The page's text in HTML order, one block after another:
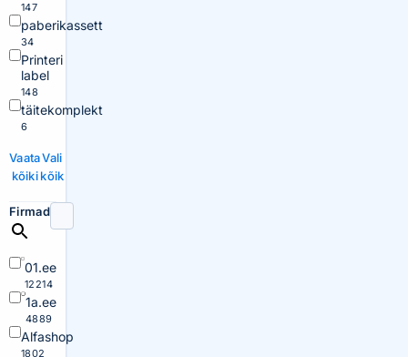
147
paberikassett
34
Printeri
label
148
täitekomplekt
6
Vaata
kõiki
Vali
kõik
Firmad
01.ee
12214
1a.ee
4889
Alfashop
1802